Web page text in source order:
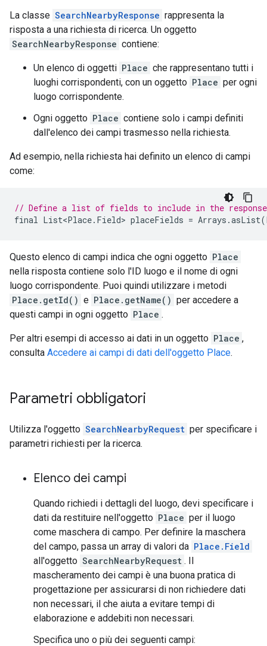
La classe SearchNearbyResponse rappresenta la
risposta a una richiesta di ricerca. Un oggetto
SearchNearbyResponse contiene:
Un elenco di oggetti Place che rappresentano tutti i
luoghi corrispondenti, con un oggetto Place per ogni
luogo corrispondente.
Ogni oggetto Place contiene solo i campi definiti
dall'elenco dei campi trasmesso nella richiesta.
Ad esempio, nella richiesta hai definito un elenco di campi
come:
// Define a list of fields to include in the response
final List<Place. Field> placeFields = Arrays .asList(
Questo elenco di campi indica che ogni oggetto Place
nella risposta contiene solo l'ID luogo e il nome di ogni
luogo corrispondente. Puoi quindi utilizzare i metodi
Place.getId() e Place.getName() per accedere a
questi campi in ogni oggetto Place .
Per altri esempi di accesso ai dati in un oggetto Place ,
consulta Accedere ai campi di dati dell'oggetto Place.
Parametri obbligatori
Utilizza l'oggetto SearchNearbyRequest per specificare i
parametri richiesti per la ricerca.
Elenco dei campi
Quando richiedi i dettagli del luogo, devi specificare i
dati da restituire nell'oggetto Place per il luogo
come maschera di campo. Per definire la maschera
del campo, passa un array di valori da Place.Field
all'oggetto SearchNearbyRequest . Il
mascheramento dei campi è una buona pratica di
progettazione per assicurarsi di non richiedere dati
non necessari, il che aiuta a evitare tempi di
elaborazione e addebiti non necessari.
Specifica uno o più dei seguenti campi: